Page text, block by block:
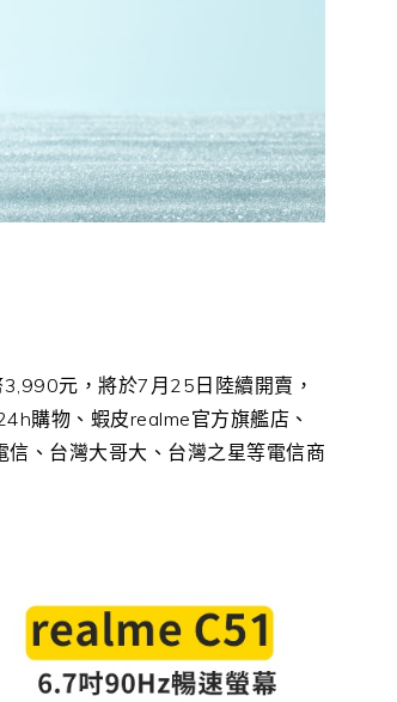
3,990元，將於7 月25日陸續開賣，
購物、蝦皮realme官方旗艦店、
信、台灣大哥大、台灣之星等電信商